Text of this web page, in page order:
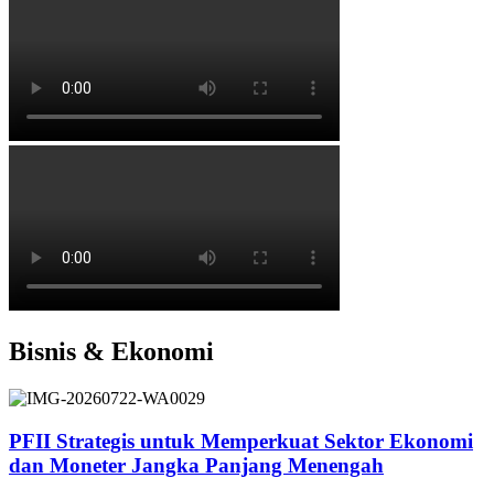
Bisnis & Ekonomi
PFII Strategis untuk Memperkuat Sektor Ekonomi
dan Moneter Jangka Panjang Menengah